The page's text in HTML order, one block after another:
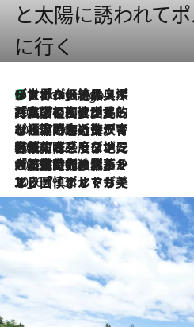
と太陽に誘われて
に行く
4 Hours Ago
リスボンの絶品スイーツ「パステル・デ・ナタ」とは？ポルトガル伝統の奥深い世界へ
2026.7.27
「私の祖国はポルトガル語です」国民的詩人フェルナンド・ペソアと、彼が愛した文学の街を歩く
2026.7.26
ポルトガル近海が育む極上の海の幸。キリリと冷えた白ワインと愉しむ、シーフード専門店の贅沢
2026.7.22
伝統の味をモダンに昇華。高感度な地元客が集う、リスボンの最旬ガストロノミー
2026.7.21
大航海時代の栄華から、震災、独裁、そして革命へ。ポルトガル・首都リスボンの石畳に刻まれた「歴史の光と影」
2026.7.13
エッセイ・ヤマザキマリ「慎ましくも美しき国 ポルトガル」